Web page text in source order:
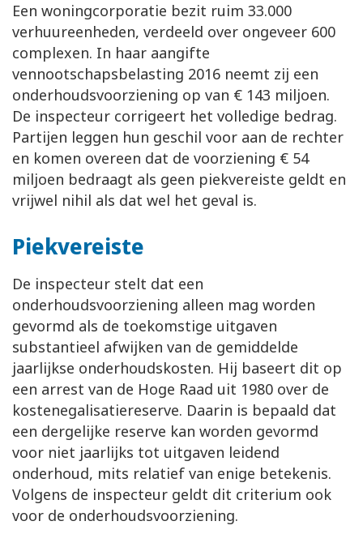
Een woningcorporatie bezit ruim 33.000
verhuureenheden, verdeeld over ongeveer 600
complexen. In haar aangifte
vennootschapsbelasting 2016 neemt zij een
onderhoudsvoorziening op van € 143 miljoen.
De inspecteur corrigeert het volledige bedrag.
Partijen leggen hun geschil voor aan de rechter
en komen overeen dat de voorziening € 54
miljoen bedraagt als geen piekvereiste geldt en
vrijwel nihil als dat wel het geval is.
Piekvereiste
De inspecteur stelt dat een
onderhoudsvoorziening alleen mag worden
gevormd als de toekomstige uitgaven
substantieel afwijken van de gemiddelde
jaarlijkse onderhoudskosten. Hij baseert dit op
een arrest van de Hoge Raad uit 1980 over de
kostenegalisatiereserve. Daarin is bepaald dat
een dergelijke reserve kan worden gevormd
voor niet jaarlijks tot uitgaven leidend
onderhoud, mits relatief van enige betekenis.
Volgens de inspecteur geldt dit criterium ook
voor de onderhoudsvoorziening.